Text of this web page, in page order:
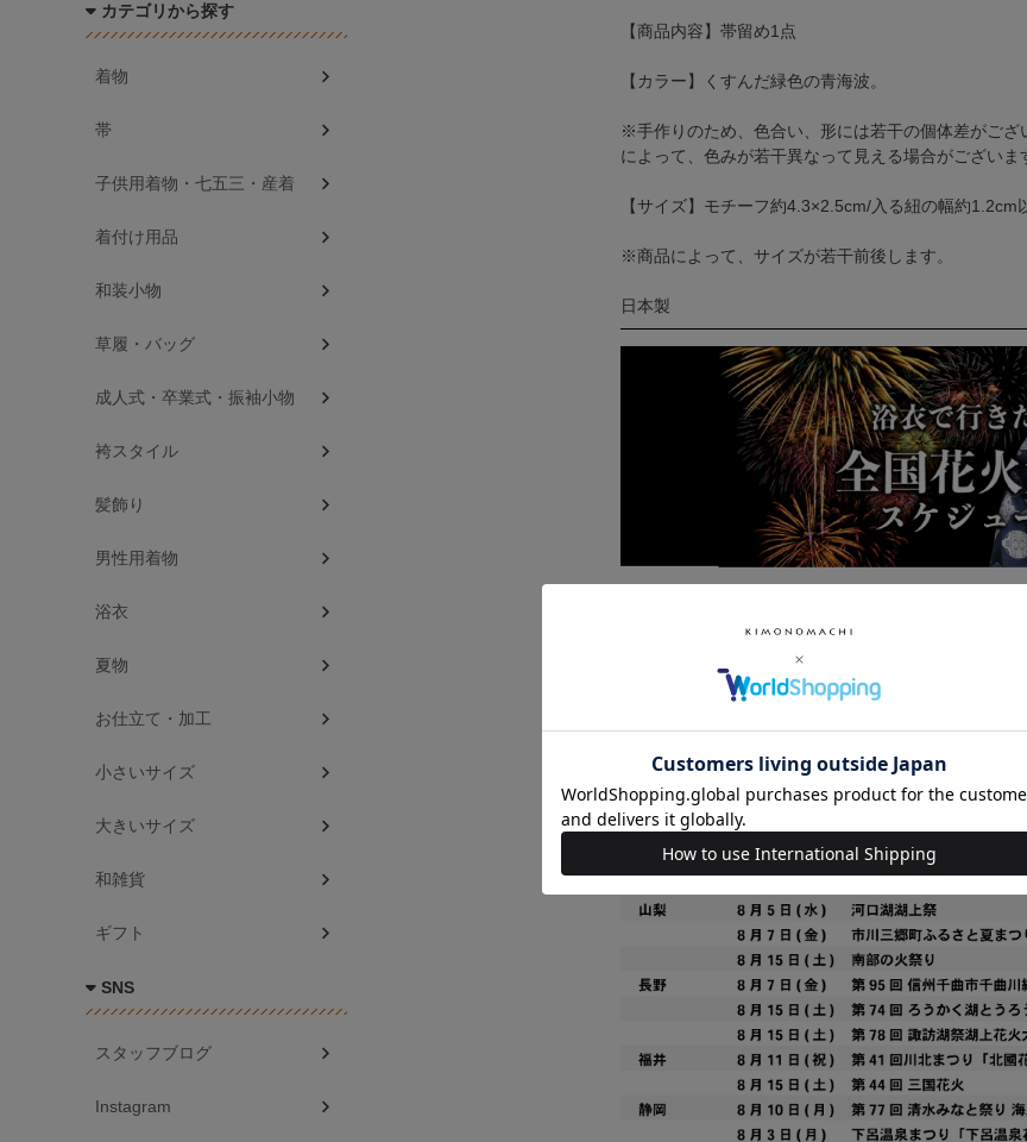
【商品内容】帯留め1点
【カラー】くすんだ緑色の青海波。
※手作りのため、色合い、形には若干の個体差がご
によって、色みが若干異なって見える場合がございま
【サイズ】モチーフ約4.3×2.5cm/入る紐の幅約1.2cm
※商品によって、サイズが若干前後します。
日本製
カテゴリから探す
着物
帯
子供用着物・七五三・産着
着付け用品
和装小物
草履・バッグ
成人式・卒業式・振袖小物
袴スタイル
髪飾り
男性用着物
浴衣
夏物
お仕立て・加工
小さいサイズ
大きいサイズ
和雑貨
ギフト
SNS
スタッフブログ
Instagram